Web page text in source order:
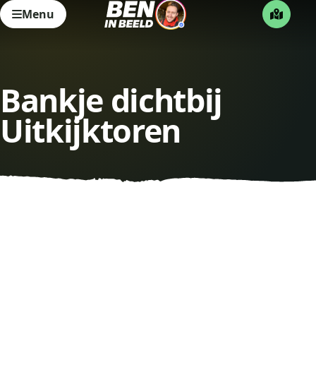
Menu
Bankje dichtbij
Uitkijktoren